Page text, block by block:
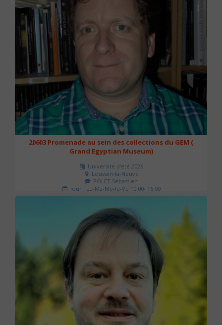
20603 Promenade au sein des collections du GEM (
Grand Egyptian Museum)
Université d'été 2026
Louvain-la-Neuve
POLET Sébastien
Jour : Lu-Ma-Me-Je-Ve 10:00- 16:00
Nombre de séances : 2